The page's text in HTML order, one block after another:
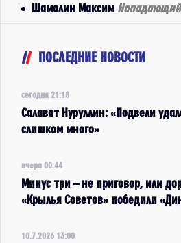
Шамолин Максим Нападающий
ПОСЛЕДНИЕ НОВОСТИ
сегодня 21:18
Салават Нуруллин: «Подвели
слишком много»
вчера 00:44
Минус три – не приговор, или
«Крылья Советов» победили
10.7.2026 13:00